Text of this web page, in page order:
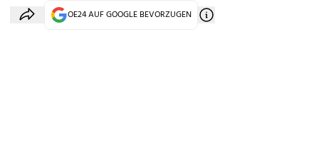
OE24 AUF GOOGLE BEVORZUGEN